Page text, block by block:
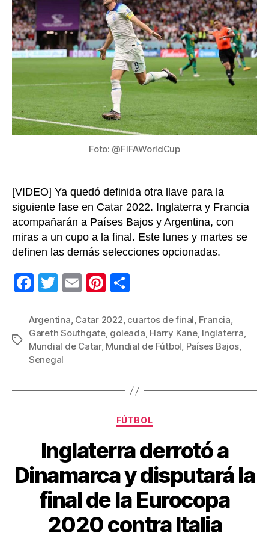
a
en
de
de
Foto: @FIFAWorldCup
[VIDEO] Ya quedó definida otra llave para la
siguiente fase en Catar 2022. Inglaterra y Francia
acompañarán a Países Bajos y Argentina, con
miras a un cupo a la final. Este lunes y martes se
definen las demás selecciones opcionadas.
F
c
e
b
o
T
tt
er
E
ail
Pi
er
e
m
p
Etiquetas
Argentina, Catar 2022, cuartos de final, Francia,
Gareth Southgate, goleada, Harry Kane, Inglaterra,
Mundial de Catar, Mundial de Fútbol, Países Bajos,
Senegal
Categorías
FÚTBOL
Inglaterra derrotó a
Dinamarca y disputará la
final de la Eurocopa
2020 contra Italia